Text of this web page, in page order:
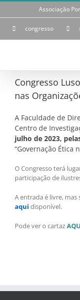
Skip
Associação
congresso
Congresso
nas
A Faculdade de
Centro de
julho de 2023,
“Governação Ética
O Congresso terá
participação de
A entrada é livre,
aqui disponível.
Pode ver o cartaz